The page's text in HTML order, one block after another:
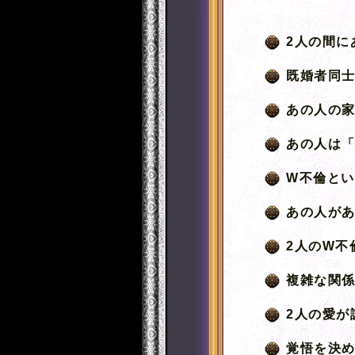
2人の間に
既婚者同
あの人の
あの人は
W不倫と
あの人が
2人のW不
複雑な関
2人の愛が
覚悟を決